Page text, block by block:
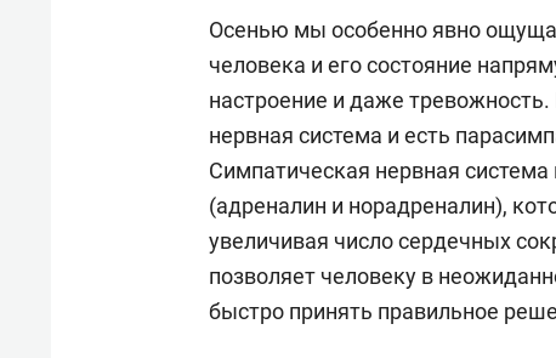
Осенью мы особенно явно
человека и его состояние
настроение и даже
нервная система и есть
Симпатическая нервная
(адреналин и норадреналин),
увеличивая число сердечных
позволяет человеку в
быстро принять правильное